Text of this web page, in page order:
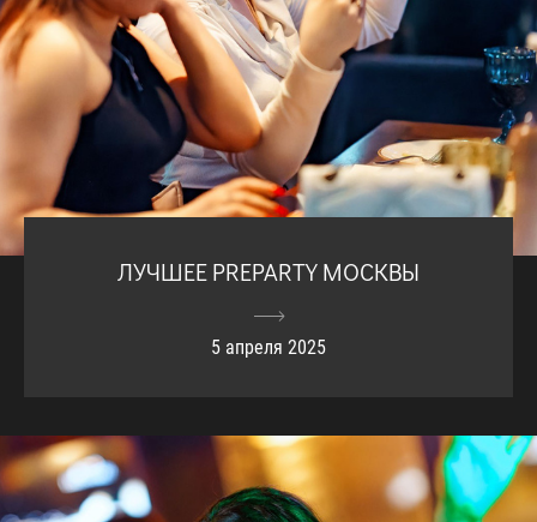
ЛУЧШЕЕ PREPARTY МОСКВЫ
5 апреля 2025